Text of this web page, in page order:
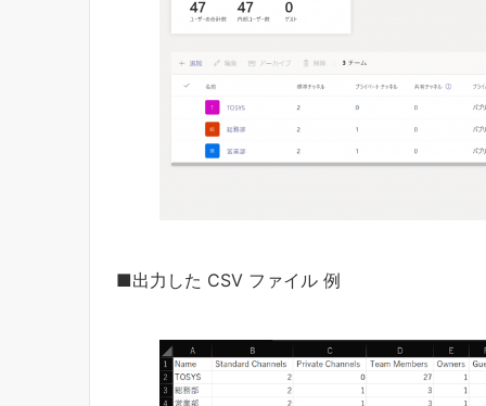
■出力した CSV ファイル 例